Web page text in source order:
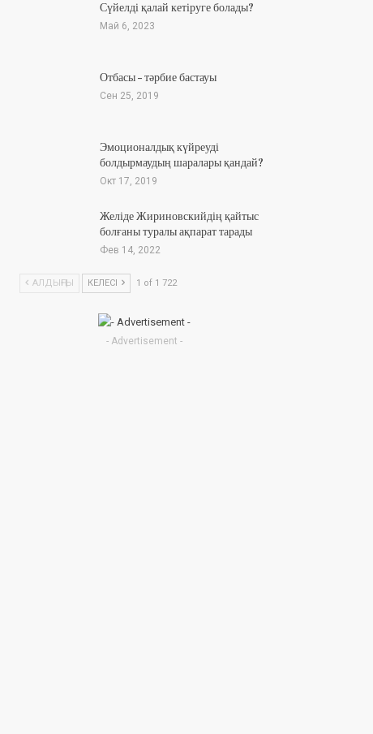
Сүйелді қалай кетіруге болады?
Май 6, 2023
Отбасы – тәрбие бастауы
Сен 25, 2019
Эмоционалдық күйреуді
болдырмаудың шаралары қандай?
Окт 17, 2019
Желіде Жириновскийдің қайтыс
болғаны туралы ақпарат тарады
Фев 14, 2022
АЛДЫҢҒЫ КЕЛЕСІ 1 of 1 722
- Advertisement -